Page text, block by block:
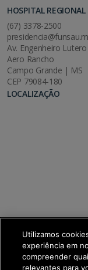
HOSPITAL
(67) 3378-2500
Av. Engenheiro
Aero Rancho
Campo Grande | MS
CEP 79084-180
LOCALIZAÇÃO
Utilizamos
experiência em
compreender
relevantes para